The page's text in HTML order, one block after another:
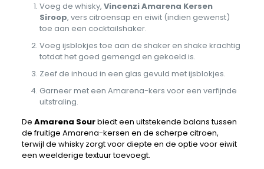
Voeg de whisky, Vincenzi Amarena Kersen
Siroop, vers citroensap en eiwit (indien gewenst)
toe aan een cocktailshaker.
Voeg ijsblokjes toe aan de shaker en shake krachtig
totdat het goed gemengd en gekoeld is.
Zeef de inhoud in een glas gevuld met ijsblokjes.
Garneer met een Amarena-kers voor een verfijnde
uitstraling.
De Amarena Sourbiedt een uitstekende balans tussen
de fruitige Amarena-kersen en de scherpe citroen,
terwijl de whisky zorgt voor diepte en de optie voor eiwit
een weelderige textuur toevoegt.